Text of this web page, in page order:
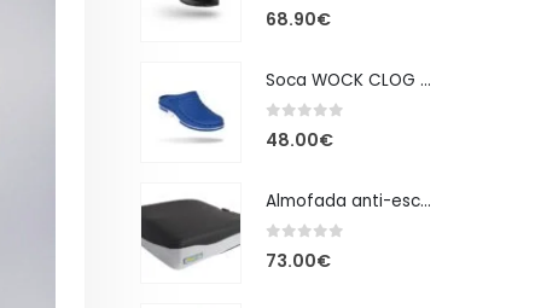
68.90€
Soca WOCK CLOG Azul Branco
48.00€
Almofada anti-escaras Winncare ALOVA
73.00€